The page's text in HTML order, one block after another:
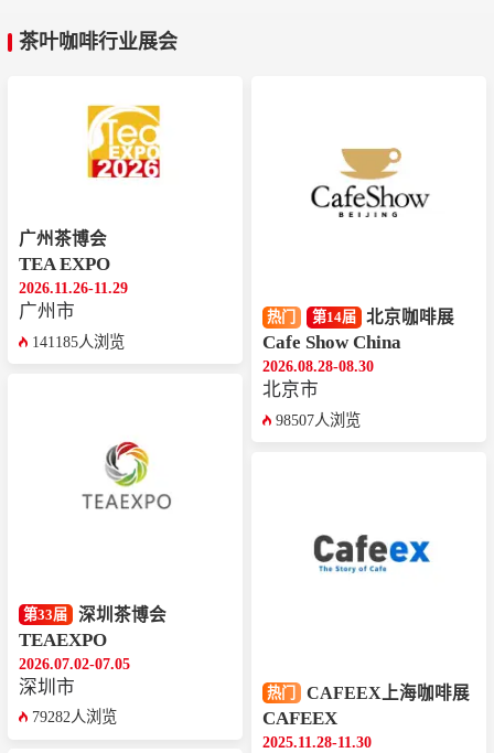
茶叶咖啡行业展会
广州茶博会
TEA EXPO
2026.11.26-11.29
广州市
141185人浏览
第33届 深圳茶博会
TEAEXPO
2026.07.02-07.05
深圳市
79282人浏览
热门 第14届 北京咖啡展
Cafe Show China
2026.08.28-08.30
北京市
98507人浏览
热门 CAFEEX上海咖啡展
CAFEEX
2025.11.28-11.30